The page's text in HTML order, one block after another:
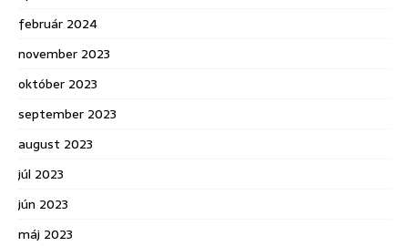
február 2024
november 2023
október 2023
september 2023
august 2023
júl 2023
jún 2023
máj 2023